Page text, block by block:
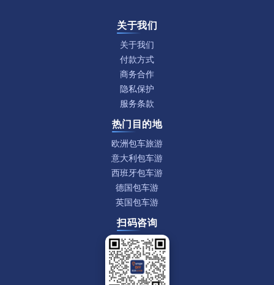
关于我们
关于我们
付款方式
商务合作
隐私保护
服务条款
热门目的地
欧洲包车旅游
意大利包车游
西班牙包车游
德国包车游
英国包车游
扫码咨询